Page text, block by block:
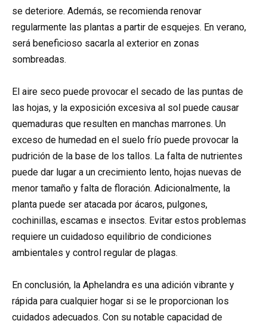
se deteriore. Además, se recomienda renovar
regularmente las plantas a partir de esquejes. En verano,
será beneficioso sacarla al exterior en zonas
sombreadas.
El aire seco puede provocar el secado de las puntas de
las hojas, y la exposición excesiva al sol puede causar
quemaduras que resulten en manchas marrones. Un
exceso de humedad en el suelo frío puede provocar la
pudrición de la base de los tallos. La falta de nutrientes
puede dar lugar a un crecimiento lento, hojas nuevas de
menor tamaño y falta de floración. Adicionalmente, la
planta puede ser atacada por ácaros, pulgones,
cochinillas, escamas e insectos. Evitar estos problemas
requiere un cuidadoso equilibrio de condiciones
ambientales y control regular de plagas.
En conclusión, la Aphelandra es una adición vibrante y
rápida para cualquier hogar si se le proporcionan los
cuidados adecuados. Con su notable capacidad de